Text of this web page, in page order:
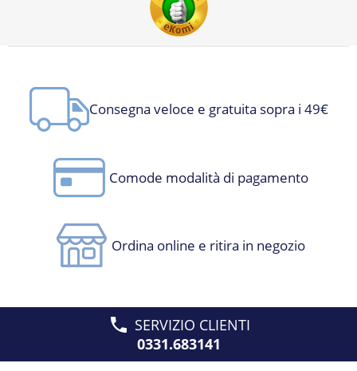
Consegna veloce e gratuita sopra i 49€
Comode modalità di pagamento
Ordina online e ritira in negozio
SERVIZIO CLIENTI
0331.683141